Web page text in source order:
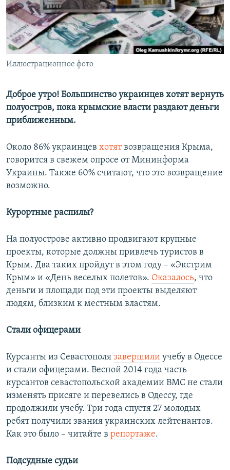
ПОБЕДИТЕЛЕЙ НЕ СУДЯТ?
КРЫМ.НЕПОКОРЕННЫЙ
ELIFBE
УКРАИНСКАЯ ПРОБЛЕМА КРЫМА
ПРИСОЕДИНЯЙТЕСЬ!
Все сайты RFE/RL
Иллюстрационное фото
Доброе утро! Большинство украинцев хотят вернуть
полуостров, пока крымские власти раздают деньги
приближенным.
Около 86% украинцев хотятвозвращения Крыма,
говорится в свежем опросе от Мининформа
Украины. Также 60% считают, что это возвращение
возможно.
Курортные распилы?
На полуострове активно продвигают крупные
проекты, которые должны привлечь туристов в
Крым. Два таких пройдут в этом году – «Экстрим
Крым» и «День веселых полетов». Оказалось, что
деньги и площади под эти проекты выделяют
людям, близким к местным властям.
Стали офицерами
Курсанты из Севастополя завершили учебу в Одессе
и стали офицерами. Весной 2014 года часть
курсантов севастопольской академии ВМС не стали
изменять присяге и перевелись в Одессу, где
продолжили учебу. Три года спустя 27 молодых
ребят получили звания украинских лейтенантов.
Как это было – читайте в репортаже.
Подсудные судьи